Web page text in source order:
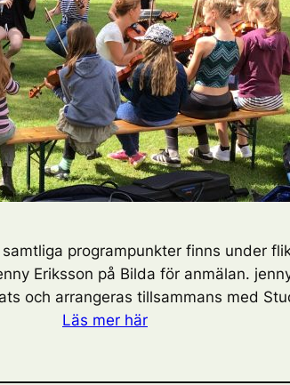
programpunkter finns under
Eriksson på Bilda för anmälan.
och arrangeras tillsammans med
Läs mer här